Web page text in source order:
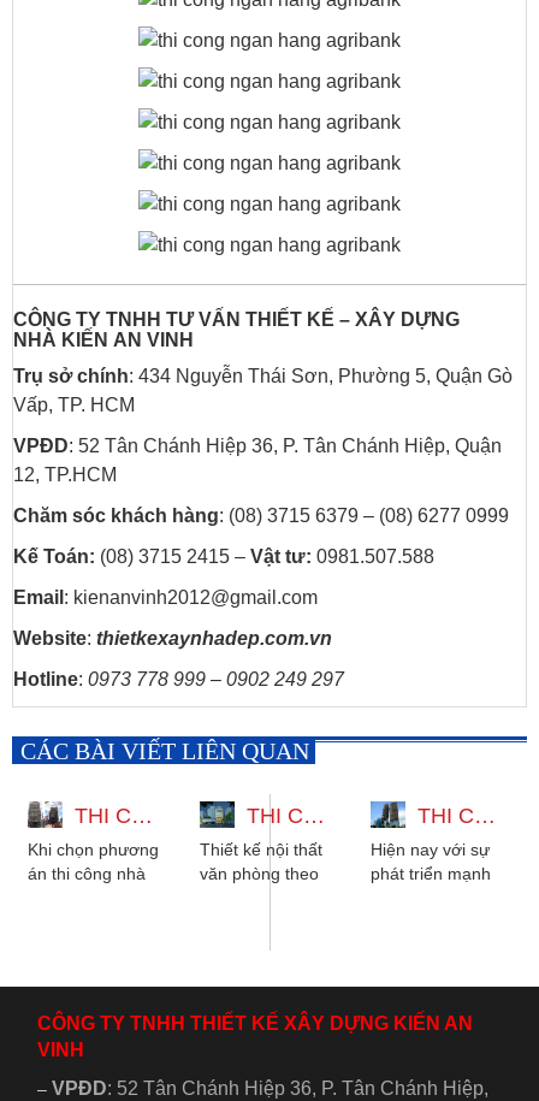
CÔNG TY TNHH TƯ VẤN THIẾT KẾ – XÂY DỰNG
NHÀ KIẾN AN VINH
Trụ sở chính: 434 Nguyễn Thái Sơn, Phường 5, Quận Gò
Vấp, TP. HCM
VPĐD: 52 Tân Chánh Hiệp 36, P. Tân Chánh Hiệp, Quận
12, TP.HCM
Chăm sóc khách hàng: (08) 3715 6379 – (08) 6277 0999
Kế Toán: (08) 3715 2415 – Vật tư: 0981.507.588
Email : kienanvinh2012@gmail.com
Website: thietkexaynhadep.com.vn
Hotline: 0973 778 999 – 0902 249 297
CÁC BÀI VIẾT LIÊN QUAN
THI CÔNG CAO ỐC VĂN PHÒNG ĐẸP - CÔNG TY KIẾN AN VINH
Khi chọn phương
án thi công nhà
THI CÔNG NỘI THẤT VĂN PHÒNG CHO THUÊ TẠI LÁI THIÊU
Thiết kế nội thất
văn phòng theo
THI CÔNG CAO ỐC VĂN PHÒNG BÌNH DƯƠNG
Hiện nay với sự
phát triển mạnh
CÔNG TY TNHH THIẾT KẾ XÂY DỰNG KIẾN AN
VINH
–VPĐD: 52 Tân Chánh Hiệp 36, P. Tân Chánh Hiệp,